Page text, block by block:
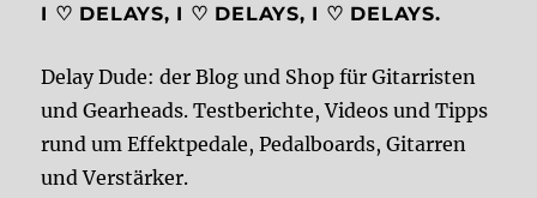
I ♡ DELAYS, I ♡ DELAYS, I ♡ DELAYS.
Delay Dude: der Blog und Shop für Gitarristen
und Gearheads. Testberichte, Videos und Tipps
rund um Effektpedale, Pedalboards, Gitarren
und Verstärker.